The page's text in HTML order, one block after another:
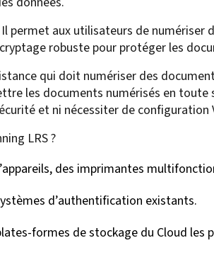
permet aux utilisateurs de
robuste pour protéger les
qui doit numériser des
les documents numérisés en
et ni nécessiter de configuration
LRS ?
des imprimantes
d’authentification existants.
formes de stockage du Cloud les